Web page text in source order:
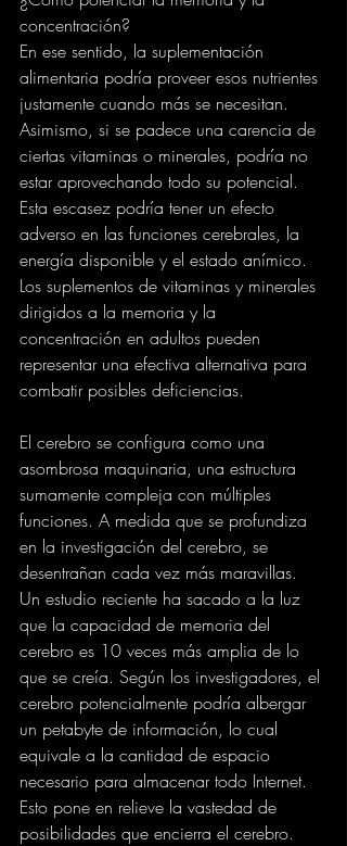
concentración?
En ese sentido, la suplementación
alimentaria podría proveer esos nutrientes
justamente cuando más se necesitan.
Asimismo, si se padece una carencia de
ciertas vitaminas o minerales, podría no
estar aprovechando todo su potencial.
Esta escasez podría tener un efecto
adverso en las funciones cerebrales, la
energía disponible y el estado anímico.
Los suplementos de vitaminas y minerales
dirigidos a la memoria y la
concentración en adultos pueden
representar una efectiva alternativa para
combatir posibles deficiencias.
El cerebro se configura como una
asombrosa maquinaria, una estructura
sumamente compleja con múltiples
funciones. A medida que se profundiza
en la investigación del cerebro, se
desentrañan cada vez más maravillas.
Un estudio reciente ha sacado a la luz
que la capacidad de memoria del
cerebro es 10 veces más amplia de lo
que se creía. Según los investigadores, el
cerebro potencialmente podría albergar
un petabyte de información, lo cual
equivale a la cantidad de espacio
necesario para almacenar todo Internet.
Esto pone en relieve la vastedad de
posibilidades que encierra el cerebro.